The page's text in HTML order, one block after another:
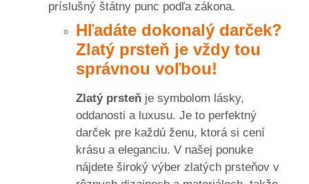
príslušný štátny punc podľa zákona.
Hľadáte dokonalý darček?
Zlatý prsteň je vždy tou
správnou voľbou!
Zlatý prsteň je symbolom lásky,
oddanosti a luxusu. Je to perfektný
darček pre každú ženu, ktorá si cení
krásu a eleganciu. V našej ponuke
nájdete široký výber zlatých prsteňov v